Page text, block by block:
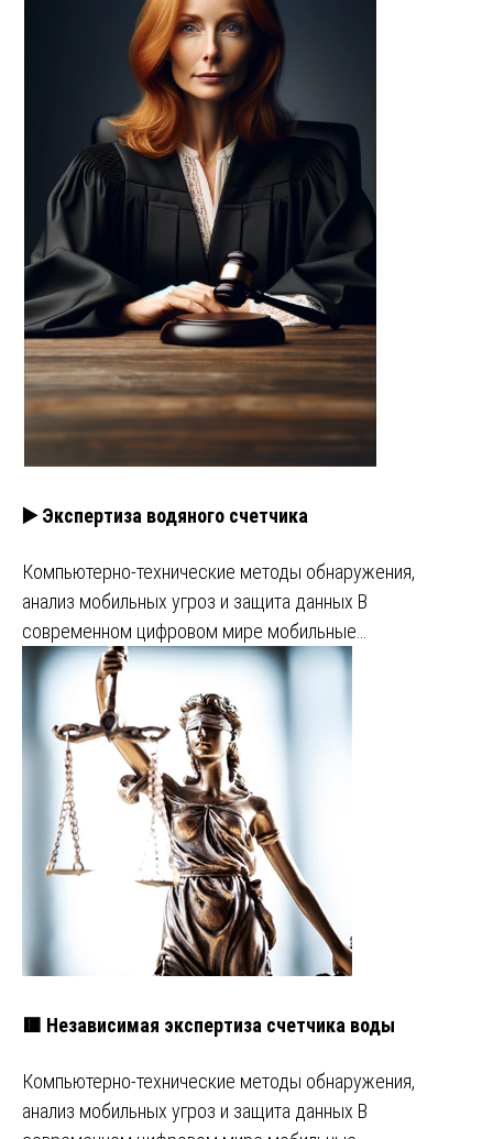
▶️ Экспертиза водяного счетчика
Компьютерно-технические методы обнаружения,
анализ мобильных угроз и защита данных В
современном цифровом мире мобильные…
🟥 Независимая экспертиза счетчика воды
Компьютерно-технические методы обнаружения,
анализ мобильных угроз и защита данных В